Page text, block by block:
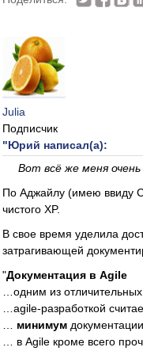
Julia
Подписчик
"Юрий написал(а):
Вот всё же меня
По Аджайлу (имею ввиду
чистого XP.
В свое время уделила
затрагивающей
"Документация в Agile
…одним из
…agile-разработкой
минимум
… в Agile кроме всего